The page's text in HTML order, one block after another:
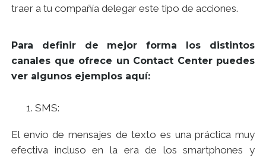
traer a tu compañía delegar este tipo de acciones.
Para definir de mejor forma los distintos
canales que ofrece un Contact Center puedes
ver algunos ejemplos aquí:
SMS:
El envío de mensajes de texto es una práctica muy
efectiva incluso en la era de los smartphones y